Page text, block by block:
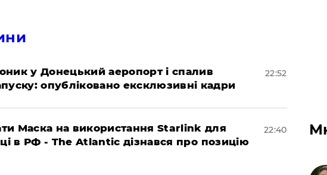
у Донецький аеропорт і спалив
опубліковано ексклюзивні кадри
22:52
Маска на використання Starlink для
в РФ - The Atlantic дізнався про позицію
22:40